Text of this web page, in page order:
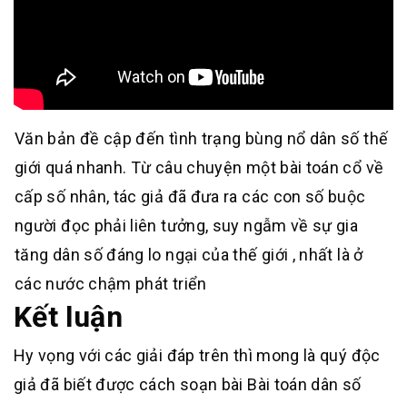
Văn bản đề cập đến tình trạng bùng nổ dân số thế
giới quá nhanh. Từ câu chuyện một bài toán cổ về
cấp số nhân, tác giả đã đưa ra các con số buộc
người đọc phải liên tưởng, suy ngẫm về sự gia
tăng dân số đáng lo ngại của thế giới , nhất là ở
các nước chậm phát triển
Kết luận
Hy vọng với các giải đáp trên thì mong là quý độc
giả đã biết được cách soạn bài Bài toán dân số